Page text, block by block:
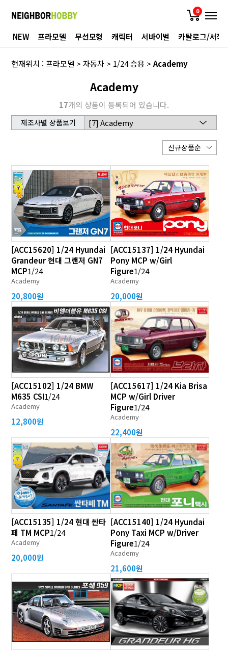
0
NEW 프라모델 무선모형 캐릭터 서바이벌 카탈로그/서적
현재위치 :프라모델 >자동차 > 1/24 승용 >Academy
Academy
17개의 상품이 등록되어 있습니다.
제조사별 상품보기
[ACC15620] 1/24 Hyundai
Grandeur 현대 그랜저 GN7
MCP1/24
Academy
20,800원
[ACC15137] 1/24 Hyundai
Pony MCP w/Girl
Figure1/24
Academy
20,000원
[ACC15102] 1/24 BMW
M635 CSI1/24
Academy
12,800원
[ACC15617] 1/24 Kia Brisa
MCP w/Girl Driver
Figure1/24
Academy
22,400원
[ACC15135] 1/24 현대 싼타
페 TM MCP1/24
Academy
20,000원
[ACC15140] 1/24 Hyundai
Pony Taxi MCP w/Driver
Figure1/24
Academy
21,600원